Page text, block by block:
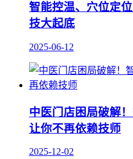
智能控温、穴位定
技大起底
2025-06-12
中医门店困局破解
让你不再依赖技师
2025-12-02